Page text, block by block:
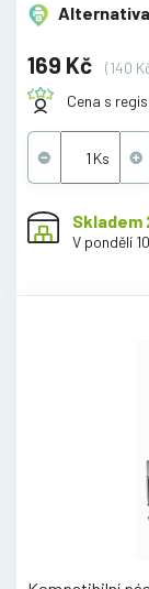
169 Kč
(140
Cena s
Skladem
V pondělí